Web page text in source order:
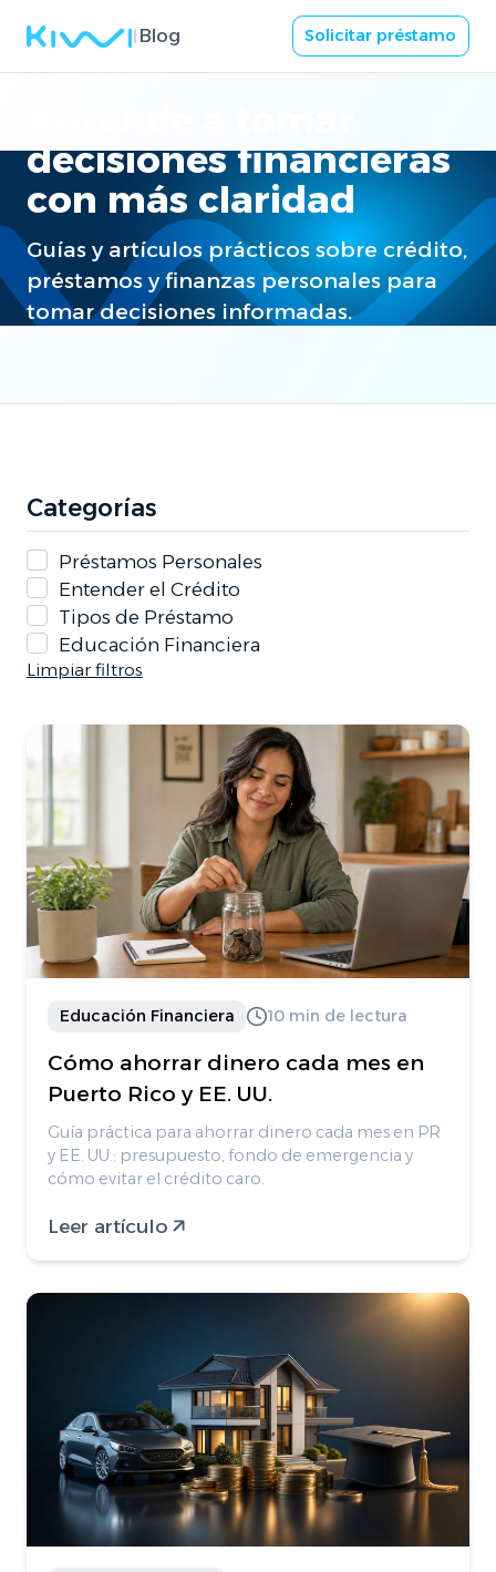
I Blog Solicitar préstamo
decisiones financieras
con más claridad
Guías y artículos prácticos sobre crédito,
préstamos y finanzas personales para
tomar decisiones informadas.
Categorías
Préstamos Personales
Entender el Crédito
Tipos de Préstamo
Educación Financiera
Limpiar filtros
Educación Financiera 10 min de lectura
Cómo ahorrar dinero cada mes en
Puerto Rico y EE. UU.
Guía práctica para ahorrar dinero cada mes en PR
y EE. UU.: presupuesto, fondo de emergencia y
cómo evitar el crédito caro.
Leer artículo